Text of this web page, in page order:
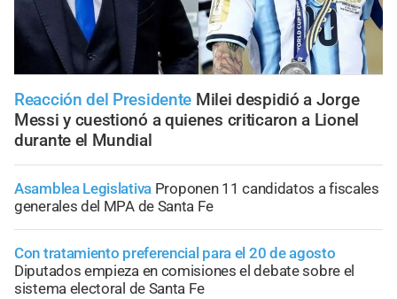
Reacción del Presidente Milei despidió a Jorge
Messi y cuestionó a quienes criticaron a Lionel
durante el Mundial
Asamblea Legislativa Proponen 11 candidatos a fiscales
generales del MPA de Santa Fe
Con tratamiento preferencial para el 20 de agosto
Diputados empieza en comisiones el debate sobre el
sistema electoral de Santa Fe